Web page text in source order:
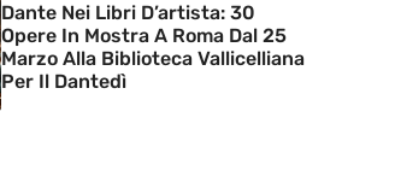
Dante Nei Libri D’artista: 30
Opere In Mostra A Roma Dal 25
Marzo Alla Biblioteca Vallicelliana
Per Il Dantedì